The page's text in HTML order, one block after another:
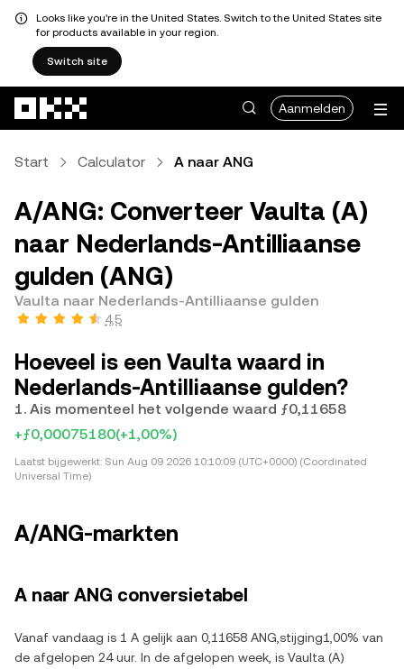
Looks like you're in the United States. Switch to the United States site
for products available in your region.
Switch site
Aanmelden
Start Calculator A naar ANG
A/ANG: Converteer Vaulta (A)
naar Nederlands-Antilliaanse
gulden (ANG)
Vaulta naar Nederlands-Antilliaanse gulden
4,5
Hoeveel is een Vaulta waard in
Nederlands-Antilliaanse gulden?
1. Ais momenteel het volgende waard ƒ0,11658
+ƒ0,00075180(+1,00%)
Laatst bijgewerkt: Sun Aug 09 2026 10:10:09 (UTC+0000) (Coordinated
Universal Time)
A/ANG-markten
A naar ANG conversietabel
Vanaf vandaag is 1 A gelijk aan 0,11658 ANG,stijging1,00% van
de afgelopen 24 uur. In de afgelopen week, is Vaulta (A)